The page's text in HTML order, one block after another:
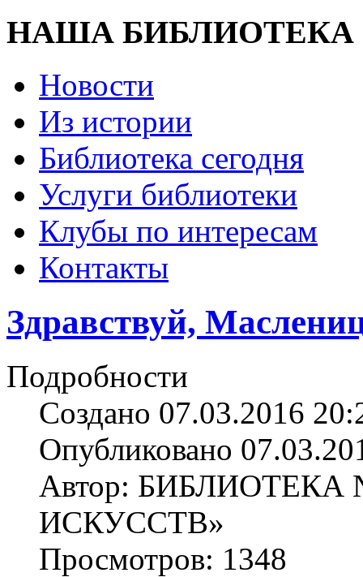
НАША БИБЛИОТЕКА
Новости
Из истории
Библиотека сегодня
Услуги библиотеки
Клубы по интересам
Контакты
Здравствуй,
Подробности
Создано 07.03.2016
Опубликовано
Автор:
ИСКУССТВ»
Просмотров: 1348